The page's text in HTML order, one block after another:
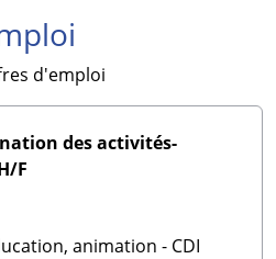
d'emploi
des activités-
F
animation - CDI